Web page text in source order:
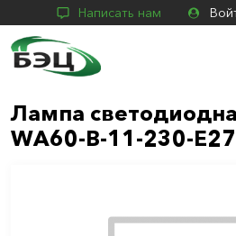
Написать нам
Лампа
WA60-B-11-230-